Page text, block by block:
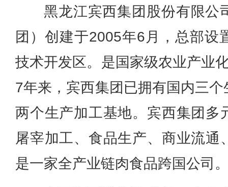
黑龙江宾西集团股份有限公
团）创建于2005年6月，总部设
技术开发区。是国家级农业产业
7年来，宾西集团已拥有国内三
两个生产加工基地。宾西集团多
屠宰加工、食品生产、商业流通
是一家全产业链肉食品跨国公司